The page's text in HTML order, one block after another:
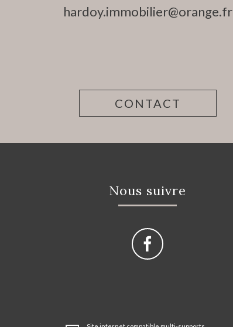
hardoy.immobilier@orange.fr
CONTACT
Nous suivre
Site internet compatible multi-supports,